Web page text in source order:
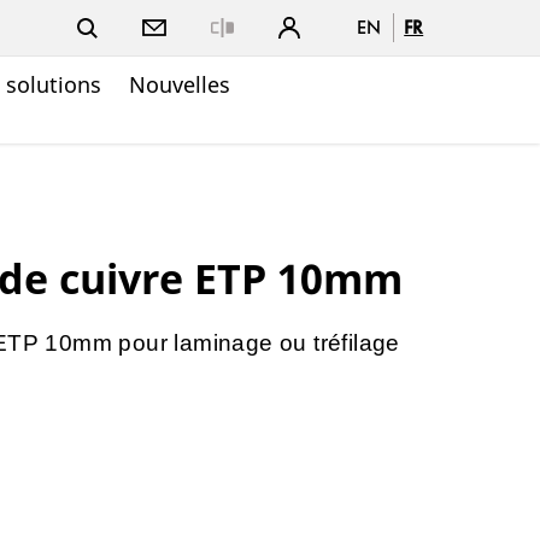
EN FR
solutions
Nouvelles
cuivre ETP 10mm
10mm pour laminage ou tréfilage